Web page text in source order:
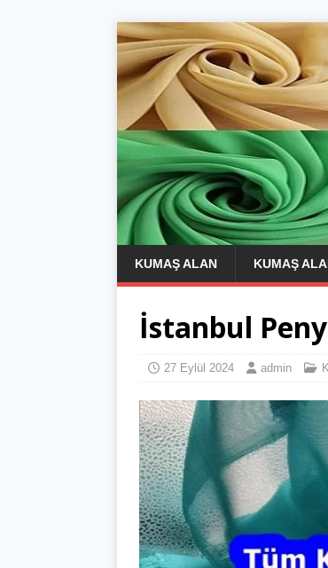
KUMAŞ ALAN KUMAŞ
İstanbul
27 Eylül 2024 admin